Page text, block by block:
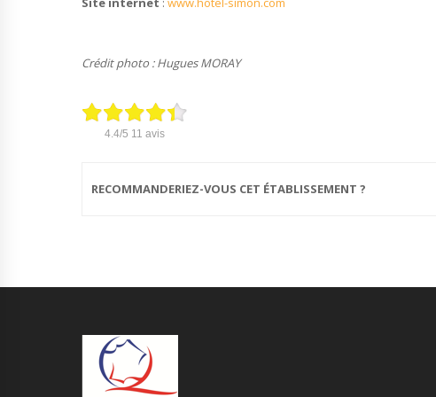
Crédit photo : Hugues MORAY
4.4/5 11 avis
RECOMMANDERIEZ-VOUS CET ÉTABLISSEMENT ?